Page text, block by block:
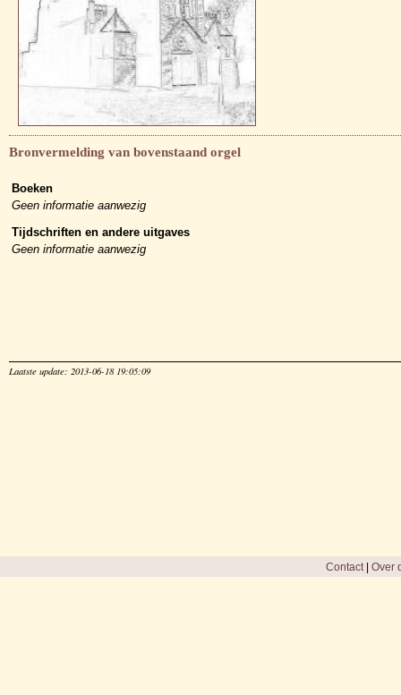
Bronvermelding van bovenstaand orgel
Boeken
Geen informatie aanwezig
Tijdschriften en andere uitgaves
Geen informatie aanwezig
Laatste update: 2013-06-18 19:05:09
Contact| Over